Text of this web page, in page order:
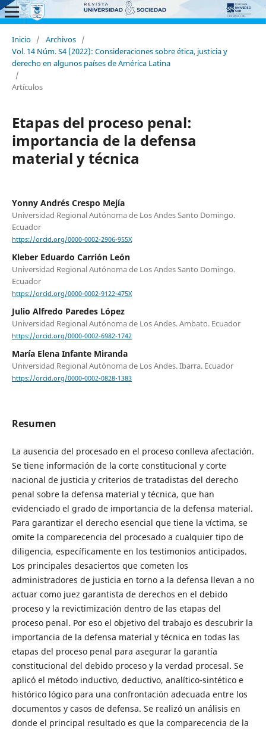
Inicio / Archivos /
Vol. 14 Núm. S4 (2022): Consideraciones sobre ética, justicia y
derecho en algunos países de América Latina
/
Artículos
Etapas del proceso penal:
importancia de la defensa
material y técnica
Yonny Andrés Crespo Mejía
Universidad Regional Autónoma de Los Andes Santo Domingo.
Ecuador
https://orcid.org/0000-0002-2906-955X
Kleber Eduardo Carrión León
Universidad Regional Autónoma de Los Andes Santo Domingo.
Ecuador
https://orcid.org/0000-0002-9122-475X
Julio Alfredo Paredes López
Universidad Regional Autónoma de Los Andes. Ambato. Ecuador
https://orcid.org/0000-0002-6982-1742
María Elena Infante Miranda
Universidad Regional Autónoma de Los Andes. Ibarra. Ecuador
https://orcid.org/0000-0002-0828-1383
Resumen
La ausencia del procesado en el proceso conlleva afectación.
Se tiene información de la corte constitucional y corte
nacional de justicia y criterios de tratadistas del derecho
penal sobre la defensa material y técnica, que han
evidenciado el grado de importancia de la defensa material.
Para garantizar el derecho esencial que tiene la víctima, se
omite la comparecencia del procesado a cualquier tipo de
diligencia, específicamente en los testimonios anticipados.
Los principales desaciertos que cometen los
administradores de justicia en torno a la defensa llevan a no
actuar como juez garantista de derechos en el debido
proceso y la revictimización dentro de las etapas del
proceso penal. Por eso el objetivo del trabajo es descubrir la
importancia de la defensa material y técnica en todas las
etapas del proceso penal para asegurar la garantía
constitucional del debido proceso y la verdad procesal. Se
aplicó el método inductivo, deductivo, analítico-sintético e
histórico lógico para una confrontación adecuada entre los
documentos y casos de defensa. Se realizó un análisis en
donde el principal resultado es que la comparecencia de la